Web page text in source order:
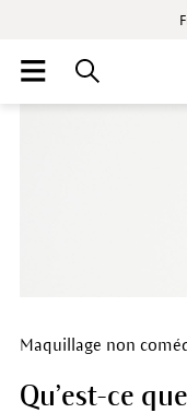
Maquillage non
Qu’est-ce